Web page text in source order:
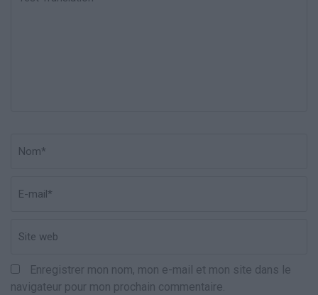
Enregistrer mon nom, mon e-mail et mon site dans le
navigateur pour mon prochain commentaire.